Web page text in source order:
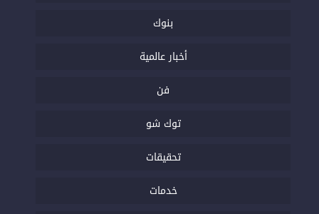
بنوك
أخبار عالمية
فن
توك شو
تحقيقات
خدمات